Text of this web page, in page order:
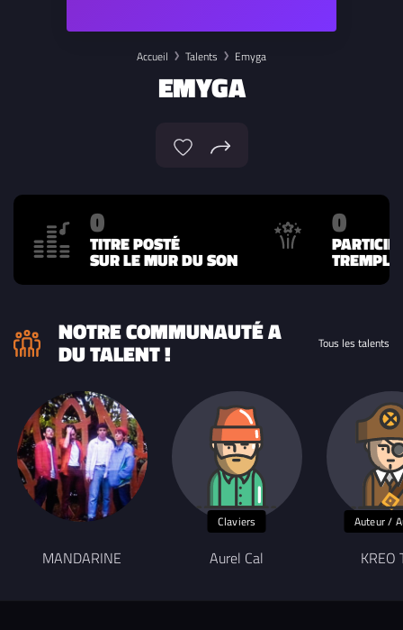
Accueil Talents Emyga
EMYGA
0
TITRE POSTÉ
SUR LE MUR DU SON
0
NOTRE COMMUNAUTÉ A
DU TALENT ! Tous les talents
MANDARINE
Claviers
Aurel Cal
Auteur /
KREO